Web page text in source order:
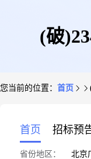
(破
您当前的位置： 首页
首页 招标预
省份地区： 北京